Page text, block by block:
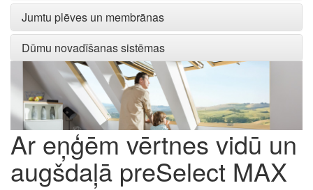
Jumtu plēves un membrānas
Dūmu novadīšanas sistēmas
Ar eņģēm vērtnes vidū un
augšdaļā preSelect MAX